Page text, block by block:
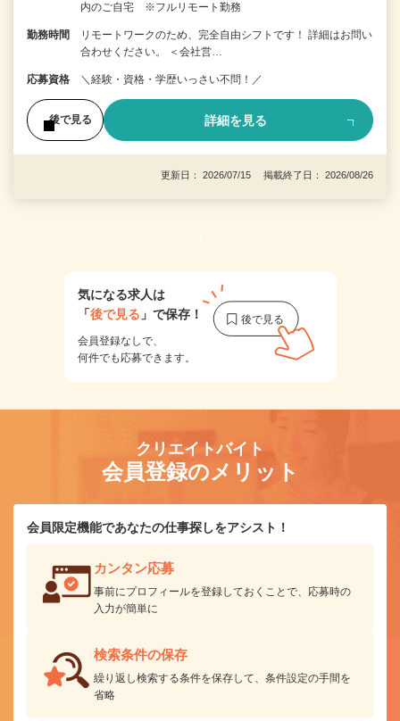
内のご自宅 ※フルリモート勤務
勤務時間
リモートワークのため、完全自由シフトです！ 詳細はお問い
合わせください。 ＜会社営…
応募資格 ＼経験・資格・学歴いっさい不問！／
後で見る 詳細を見る
更新日： 2026/07/15 掲載終了日： 2026/08/26
1
気になる求人は
「後で見る 」で保存！
会員登録なしで、
何件でも応募できます。
クリエイトバイト
会員登録のメリット
会員限定機能であなたの仕事探しをアシスト！
カンタン応募
事前にプロフィールを登録しておくことで、応募時の
入力が簡単に
検索条件の保存
繰り返し検索する条件を保存して、条件設定の手間を
省略